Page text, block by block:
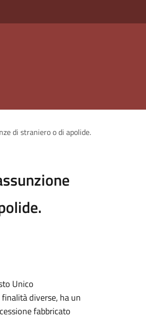
di straniero o di apolide.
Unico
diverse, ha un
fabbricato